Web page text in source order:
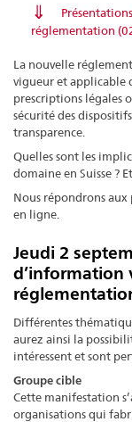
réglementation
La nouvelle
vigueur et applicable
prescriptions légales
sécurité des
transparence.
Quelles sont les
domaine en Suisse ?
Nous répondrons
en ligne.
Jeudi 2
d’information
Différentes
aurez ainsi la
intéressent et sont
Groupe cible
Cette manifestation
organisations qui